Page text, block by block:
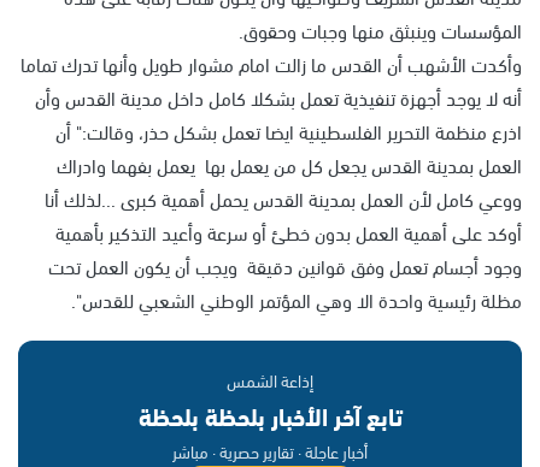
المؤسسات وينبثق منها وجبات وحقوق.
وأكدت الأشهب أن القدس ما زالت امام مشوار طويل وأنها تدرك تماما
أنه لا يوجد أجهزة تنفيذية تعمل بشكلا كامل داخل مدينة القدس وأن
اذرع منظمة التحرير الفلسطينية ايضا تعمل بشكل حذر، وقالت:" أن
العمل بمدينة القدس يجعل كل من يعمل بها يعمل بفهما وادراك
ووعي كامل لأن العمل بمدينة القدس يحمل أهمية كبرى ...لذلك أنا
أوكد على أهمية العمل بدون خطئ أو سرعة وأعيد التذكير بأهمية
وجود أجسام تعمل وفق قوانين دقيقة ويجب أن يكون العمل تحت
مظلة رئيسية واحدة الا وهي المؤتمر الوطني الشعبي للقدس".
إذاعة الشمس
تابع آخر الأخبار بلحظة بلحظة
أخبار عاجلة · تقارير حصرية · مباشر